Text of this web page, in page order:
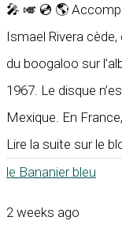
🎤 🎺 💿 🌎
Ismael Rivera
du boogaloo sur
1967. Le disque
Mexique. En
Lire la suite sur le
le Bananier bleu
2 weeks ago